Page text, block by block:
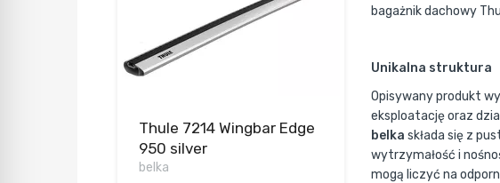
Thule 7214 Wingbar Edge
950 silver
belka
bagażnik dachowy
Unikalna struktura
Opisywany produkt
eksploatację oraz
belka składa się z
wytrzymałość i
mogą liczyć na